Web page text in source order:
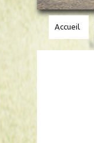
Accueil